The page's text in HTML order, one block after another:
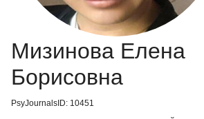
Мизинова Елена
Борисовна
PsyJournalsID: 10451